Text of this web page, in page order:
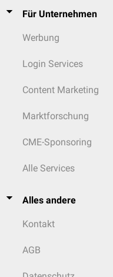
Für Unternehmen
Werbung
Login Services
Content Marketing
Marktforschung
CME-Sponsoring
Alle Services
Alles andere
Kontakt
AGB